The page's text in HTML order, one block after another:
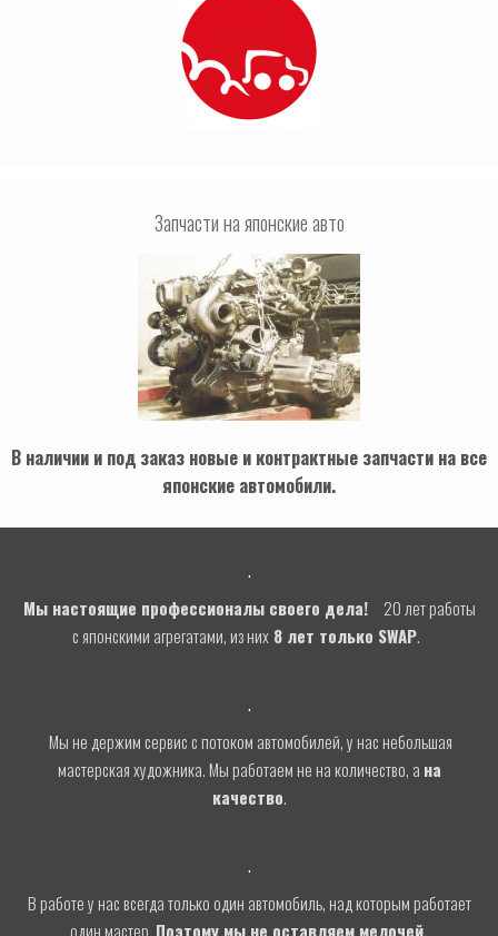
Запчасти на японские авто
В наличии и под заказ новые и контрактные запчасти на все
японские автомобили.
.
Мы настоящие профессионалы своего дела!
20 лет работы
с японскими агрегатами, из них8 лет только SWAP.
.
Мы не держим сервис с потоком автомобилей, у нас небольшая
мастерская художника. Мы работаем не на количество, а на
качество.
.
В работе у нас всегда только один автомобиль, над которым работает
один мастер. Поэтому мы не оставляем мелочей.